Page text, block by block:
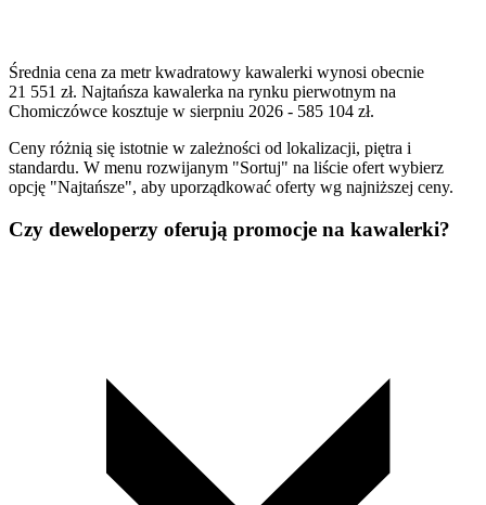
Średnia cena za metr kwadratowy kawalerki wynosi obecnie
21 551 zł. Najtańsza kawalerka na rynku pierwotnym na
Chomiczówce kosztuje w sierpniu 2026 - 585 104 zł.
Ceny różnią się istotnie w zależności od lokalizacji, piętra i
standardu. W menu rozwijanym "Sortuj" na liście ofert wybierz
opcję "Najtańsze", aby uporządkować oferty wg najniższej ceny.
Czy deweloperzy oferują promocje na kawalerki?